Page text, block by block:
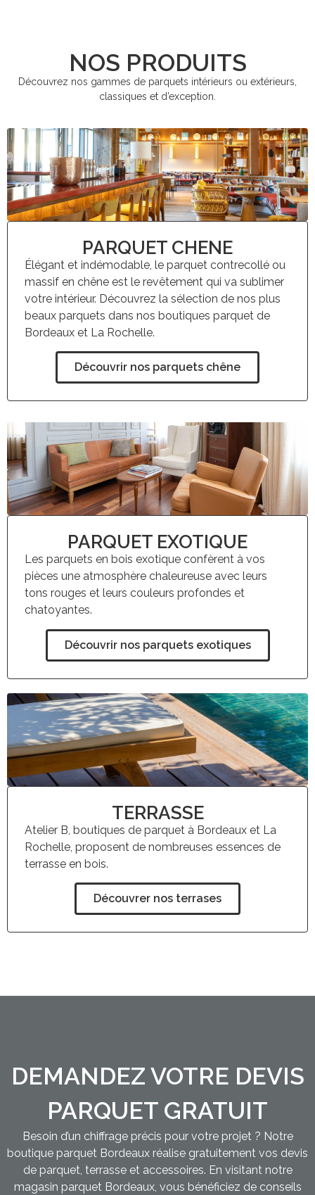
NOS PRODUITS
Découvrez nos gammes de parquets intérieurs ou extérieurs,
classiques et d’exception.
PARQUET CHENE
Élégant et indémodable, le parquet contrecollé ou
massif en chêne est le revêtement qui va sublimer
votre intérieur. Découvrez la sélection de nos plus
beaux parquets dans nos boutiques parquet de
Bordeaux et La Rochelle.
Découvrir nos parquets chêne
PARQUET EXOTIQUE
Les parquets en bois exotique confèrent à vos
pièces une atmosphère chaleureuse avec leurs
tons rouges et leurs couleurs profondes et
chatoyantes.
Découvrir nos parquets exotiques
TERRASSE
Atelier B, boutiques de parquet à Bordeaux et La
Rochelle, proposent de nombreuses essences de
terrasse en bois.
Découvrer nos terrases
DEMANDEZ VOTRE DEVIS
PARQUET GRATUIT
Besoin d’un chiffrage précis pour votre projet ? Notre
boutique parquet Bordeaux réalise gratuitement vos devis
de parquet, terrasse et accessoires. En visitant notre
magasin parquet Bordeaux, vous bénéficiez de conseils